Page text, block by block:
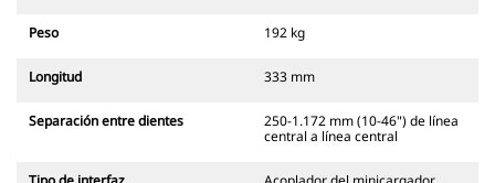
Peso 192 kg
Longitud 333 mm
Separación entre dientes
250-1.172 mm (10-46") de línea
central a línea central